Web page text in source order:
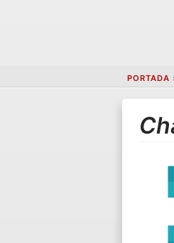
PORTADA